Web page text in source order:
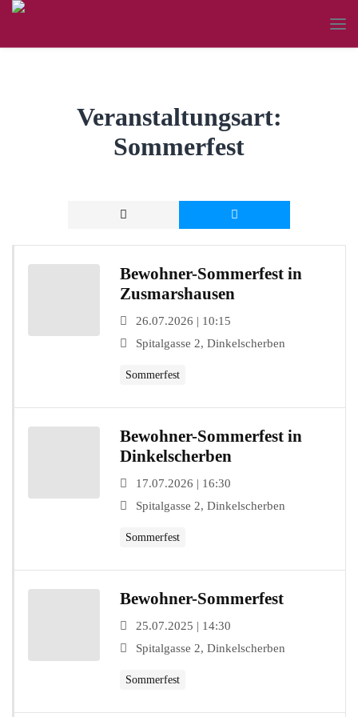
Veranstaltungsart:
Sommerfest
Bewohner-Sommerfest in
Zusmarshausen
26.07.2026 | 10:15
Spitalgasse 2, Dinkelscherben
Sommerfest
Bewohner-Sommerfest in
Dinkelscherben
17.07.2026 | 16:30
Spitalgasse 2, Dinkelscherben
Sommerfest
Bewohner-Sommerfest
25.07.2025 | 14:30
Spitalgasse 2, Dinkelscherben
Sommerfest